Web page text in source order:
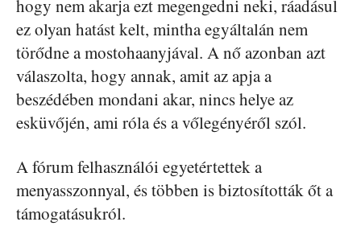
hogy nem akarja ezt megengedni neki, ráadásul
ez olyan hatást kelt, mintha egyáltalán nem
törődne a mostohaanyjával. A nő azonban azt
válaszolta, hogy annak, amit az apja a
beszédében mondani akar, nincs helye az
esküvőjén, ami róla és a vőlegényéről szól.
A fórum felhasználói egyetértettek a
menyasszonnyal, és többen is biztosították őt a
támogatásukról.